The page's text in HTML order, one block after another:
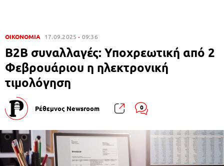
ΟΙΚΟΝΟΜΙΑ 17.09.2025 09:36
B2B συναλλαγές: Υποχρεωτική από 2
Φεβρουάριου η ηλεκτρονική
τιμολόγηση
Ρέθεμνος Newsroom 0